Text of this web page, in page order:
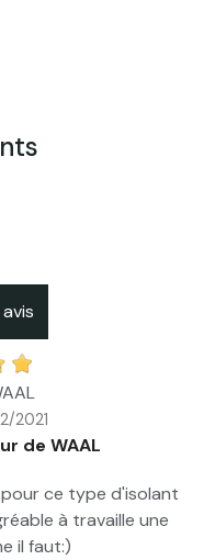
2021
de WAAL
ce type d'isolant
à travaille une
il faut:)